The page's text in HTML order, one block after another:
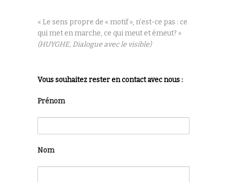
« Le sens propre de « motif », n’est-ce pas : ce
qui met en marche, ce qui meut et émeut? »
(HUYGHE, Dialogue avec le visible)
Vous souhaitez rester en contact avec nous :
Prénom
Nom